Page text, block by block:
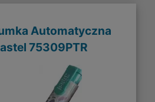
Automatyczna
75309PTR